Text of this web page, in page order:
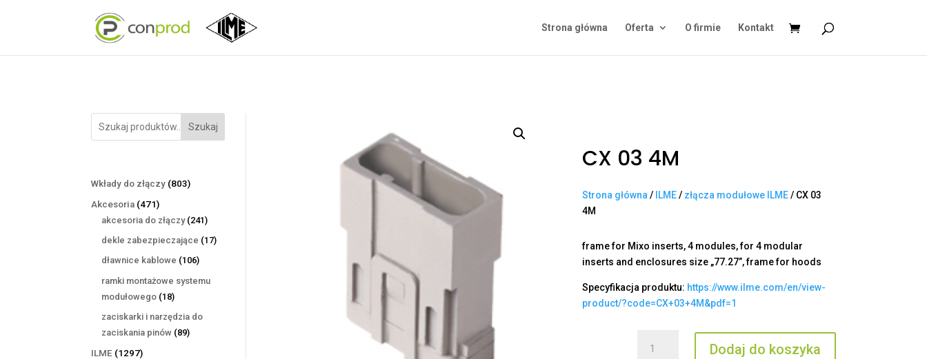
Strona główna Oferta O firmie Kontakt
Szukaj
Wkłady do złączy 803803
Akcesoria 471471
produktów
akcesoria do złączy 241241
produktów
dekle zabezpieczające 1717
dławnice kablowe 106106
ramki montażowe systemu
modułowego 1818
produktów
zaciskarki i narzędzia do
zaciskania pinów 8989
ILME 12971297
CX 03 4M
Strona główna / ILME/ złącza modułowe ILME/ CX 03
4M
frame for Mixo inserts, 4 modules, for 4 modular
inserts and enclosures size „77.27”, frame for hoods
Specyfikacja produktu: https://www.ilme.com/en/view-
product/?code=CX+03+4M&pdf=1
Dodaj do koszyka